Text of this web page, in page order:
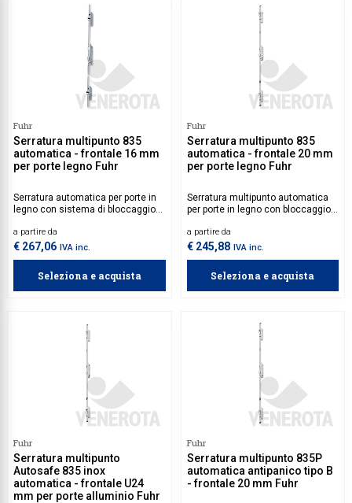
Fuhr
Serratura multipunto 835
automatica - frontale 16 mm
per porte legno Fuhr
Serratura automatica per porte in
legno con sistema di bloccaggio a
inferiore, centrale e catenaccio.
a partire da
€ 267,06 IVA inc.
Seleziona e acquista
Fuhr
Serratura multipunto 835
automatica - frontale 20 mm
per porte legno Fuhr
Serratura multipunto automatica
per porte in legno con bloccaggio a
scrocco nella parte superiore.
a partire da
€ 245,88 IVA inc.
Seleziona e acquista
Fuhr
Serratura multipunto
Autosafe 835 inox
automatica - frontale U24
mm per porte alluminio Fuhr
Fuhr
Serratura multipunto 835P
automatica antipanico tipo B
- frontale 20 mm Fuhr